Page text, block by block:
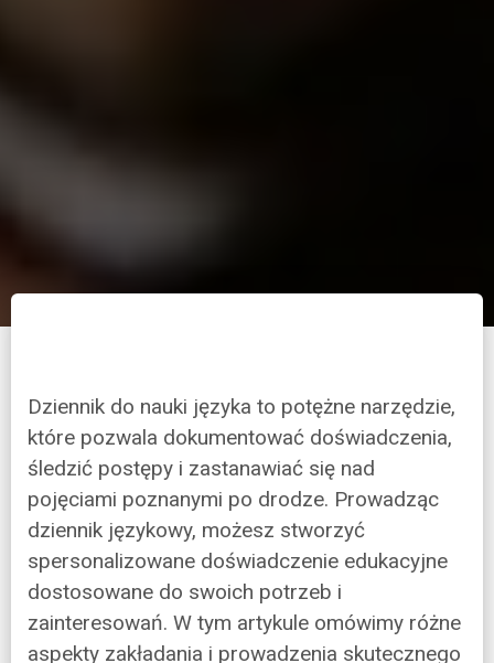
Dziennik do nauki języka to potężne narzędzie,
które pozwala dokumentować doświadczenia,
śledzić postępy i zastanawiać się nad
pojęciami poznanymi po drodze. Prowadząc
dziennik językowy, możesz stworzyć
spersonalizowane doświadczenie edukacyjne
dostosowane do swoich potrzeb i
zainteresowań. W tym artykule omówimy różne
aspekty zakładania i prowadzenia skutecznego